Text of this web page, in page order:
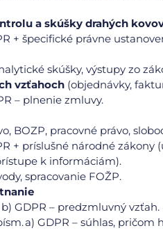
a skúšky drahých
+ špecifické právne
skúšky, výstupy zo
vzťahoch (objednávky,
– plnenie zmluvy.
BOZP, pracovné právo,
+ príslušné národné zákony
k informáciám).
spracovanie FOŽP.
b) GDPR – predzmluvný vzťah.
a) GDPR – súhlas,